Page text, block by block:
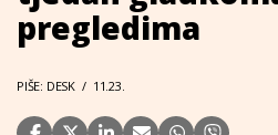
pregledima
PIŠE: DESK / 11.23.